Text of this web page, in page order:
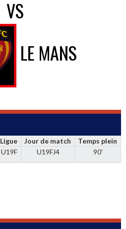
VS
LE MANS
Ligue Jour de match
Temps plein
U19F U19FJ4 90'